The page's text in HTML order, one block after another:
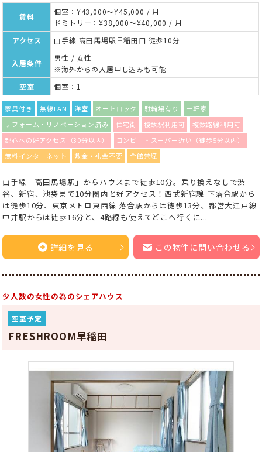
賃料
個室：¥43,000～¥45,000 / 月
ドミトリー：¥38,000～¥40,000 / 月
アクセス
山手線 高田馬場駅早稲田口 徒歩10分
入居条件
男性 / 女性
※海外からの入居申し込みも可能
空室
個室：1
家具付き 無線LAN 洋室 オートロック 駐輪場有り
一軒家
リフォーム・リノベーション済み
住宅街 複数駅利用可
複数路線利用可
都心への好アクセス（30分以内）
コンビニ・スーパー近い（徒歩5分以内）
無料インターネット
敷金・礼金不要 全館禁煙
山手線「高田馬場駅」からハウスまで徒歩10分。乗り換えなしで渋
谷、新宿、池袋まで10分圏内と好アクセス！西武新宿線 下落合駅から
は徒歩10分、東京メトロ東西線 落合駅からは徒歩13分、都営大江戸線
中井駅からは徒歩16分と、4路線も使えてどこへ行くに...
詳細を見る この物件に問い合わせる
少人数の女性の為のシェアハウス
空室予定
FRESHROOM早稲田